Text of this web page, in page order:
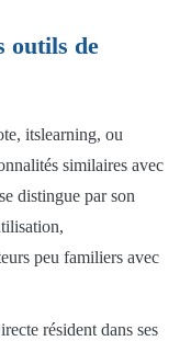
outils de
itslearning, ou
similaires avec
distingue par son
peu familiers avec
résident dans ses